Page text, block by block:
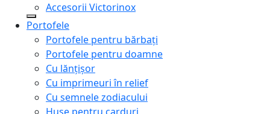
Accesorii Victorinox
Portofele
Portofele pentru bărbați
Portofele pentru doamne
Cu lănțișor
Cu imprimeuri în relief
Cu semnele zodiacului